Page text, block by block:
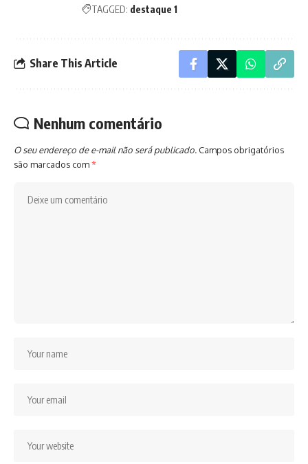
TAGGED: destaque 1
Share This Article
Nenhum comentário
O seu endereço de e-mail não será publicado. Campos obrigatórios
são marcados com*